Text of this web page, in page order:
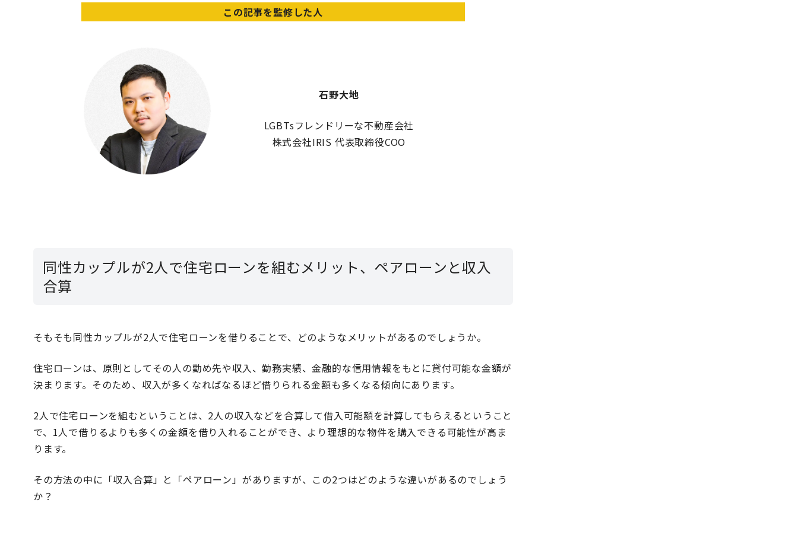
この記事を監修した人
石野大地
LGBTsフレンドリーな不動産会社
株式会社IRIS 代表取締役COO
同性カップルが2人で住宅ローンを組むメリット、ペアローンと収入
合算
そもそも同性カップルが2人で住宅ローンを借りることで、どのようなメリットがあるのでしょうか。
住宅ローンは、原則としてその人の勤め先や収入、勤務実績、金融的な信用情報をもとに貸付可能な金額が
決まります。そのため、収入が多くなればなるほど借りられる金額も多くなる傾向にあります。
2人で住宅ローンを組むということは、2人の収入などを合算して借入可能額を計算してもらえるということ
で、1人で借りるよりも多くの金額を借り入れることができ、より理想的な物件を購入できる可能性が高ま
ります。
その方法の中に「収入合算」と「ペアローン」がありますが、この2つはどのような違いがあるのでしょう
か？